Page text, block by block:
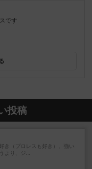
です
投稿
き（プロレスも好き）。強い
より、ジ...